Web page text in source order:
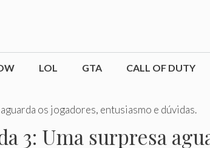
LOL GTA CALL OF DUTY
os jogadores, entusiasmo e dúvidas.
3: Uma surpresa